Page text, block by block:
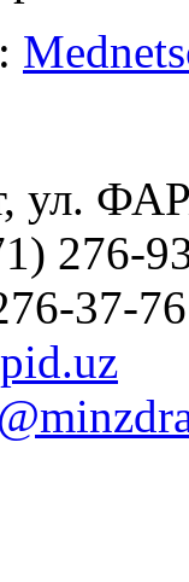
ул.
276-
37-76